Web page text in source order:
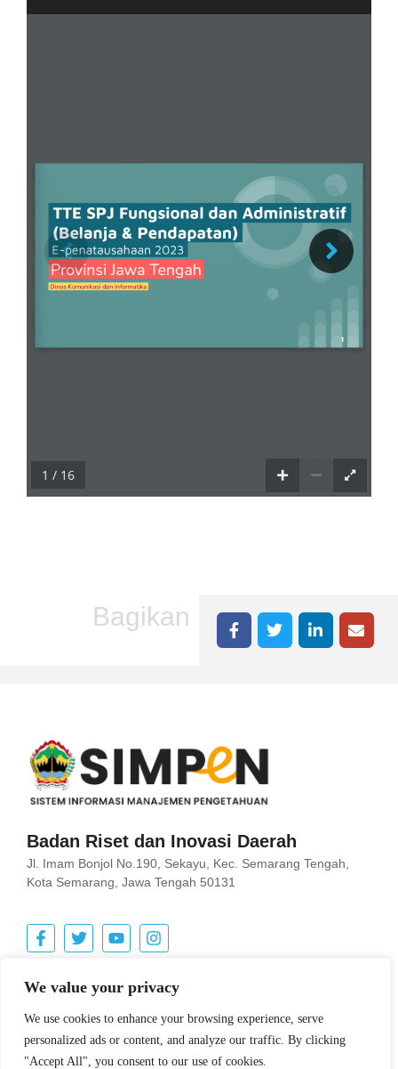
We value your privacy
We use cookies to enhance your browsing experience, serve
personalized ads or content, and analyze our traffic. By clicking
"Accept All", you consent to our use of cookies.
1 / 16
Bagikan
Badan Riset dan Inovasi Daerah
Jl. Imam Bonjol No.190, Sekayu, Kec. Semarang Tengah,
Kota Semarang, Jawa Tengah 50131
for: